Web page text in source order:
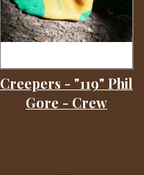
Creepers - "119" Phil
Gore - Crew